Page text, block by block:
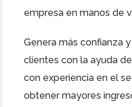
empresa en manos de
Genera más confianza
clientes con la ayuda
con experiencia en el
obtener mayores